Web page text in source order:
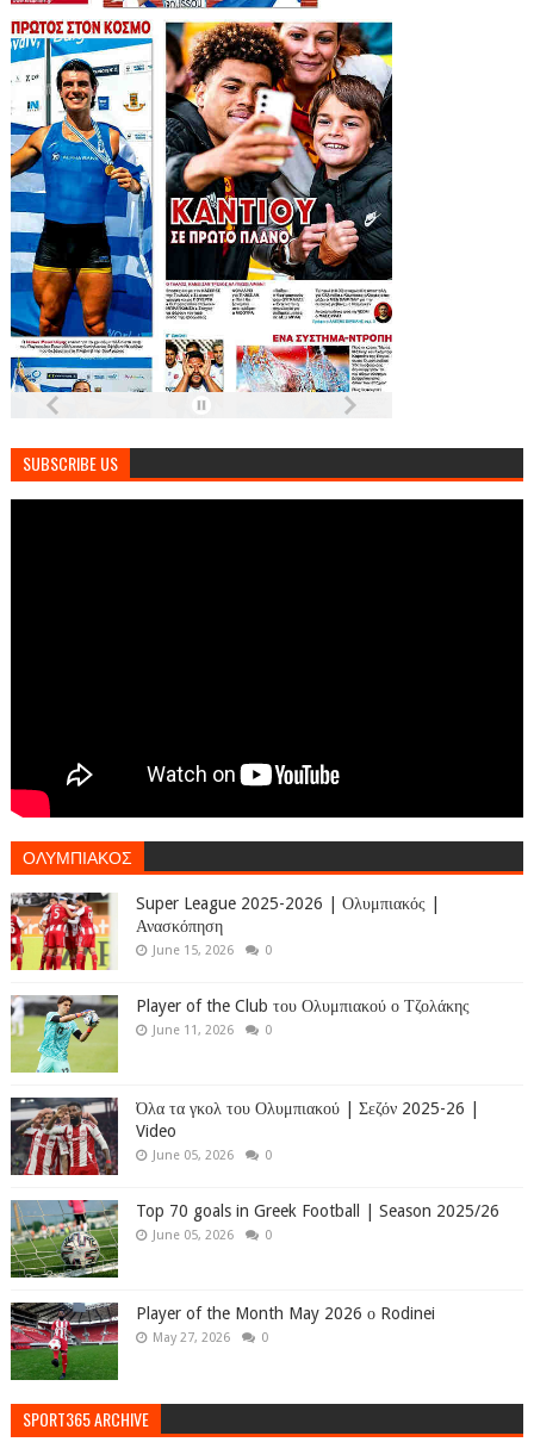
SUBSCRIBE US
ΟΛΥΜΠΙΑΚΟΣ
Super League 2025-2026 | Ολυμπιακός |
Ανασκόπηση
June 15, 2026 0
Player of the Club του Ολυμπιακού ο Τζολάκης
June 11, 2026 0
Όλα τα γκολ του Ολυμπιακού | Σεζόν 2025-26 |
Video
June 05, 2026 0
Top 70 goals in Greek Football | Season 2025/26
June 05, 2026 0
Player of the Month May 2026 ο Rodinei
May 27, 2026 0
SPORT365 ARCHIVE